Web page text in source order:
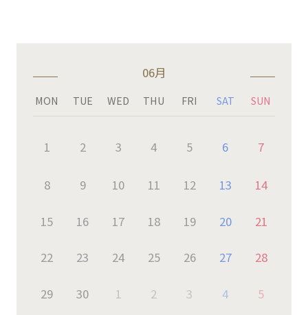
06月
MON TUE WED THU FRI SAT SUN
1 2 3 4 5 6 7
8 9 10 11 12 13 14
15 16 17 18 19 20 21
22 23 24 25 26 27 28
29 30 1 2 3 4 5